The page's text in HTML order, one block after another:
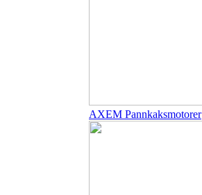
AXEM Pannkaksmotorer